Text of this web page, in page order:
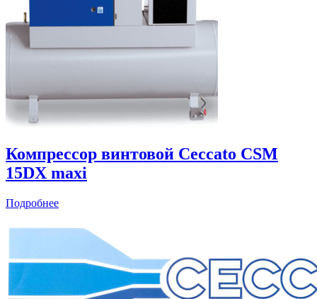
Компрессор винтовой Ceccato CSM
15DX maxi
Подробнее